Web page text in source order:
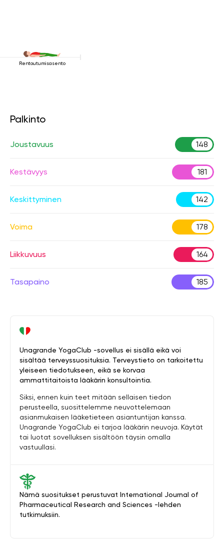
Rentoutumisasento
Palkinto
Joustavuus 148
Kestävyys 181
Keskittyminen 142
Voima 178
Liikkuvuus 164
Tasapaino 185
Nämä suositukset perustuvat International Journal of
Pharmaceutical Research and Sciences -lehden
tutkimuksiin.
Unagrande YogaClub -sovellus ei sisällä eikä voi
sisältää terveyssuosituksia. Terveystieto on tarkoitettu
yleiseen tiedotukseen, eikä se korvaa
ammattitaitoista lääkärin konsultointia.
Siksi, ennen kuin teet mitään sellaisen tiedon
perusteella, suosittelemme neuvottelemaan
asianmukaisen lääketieteen asiantuntijan kanssa.
Unagrande YogaClub ei tarjoa lääkärin neuvoja. Käytät
tai luotat sovelluksen sisältöön täysin omalla
vastuullasi.